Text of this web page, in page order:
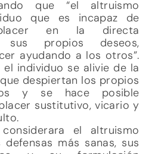
que “el altruismo
que es incapaz de
placer en la directa
sus propios deseos,
ayudando a los otros”.
individuo se alivie de la
despiertan los propios
y se hace posible
sustitutivo, vicario y
el altruismo
más sanas, sus